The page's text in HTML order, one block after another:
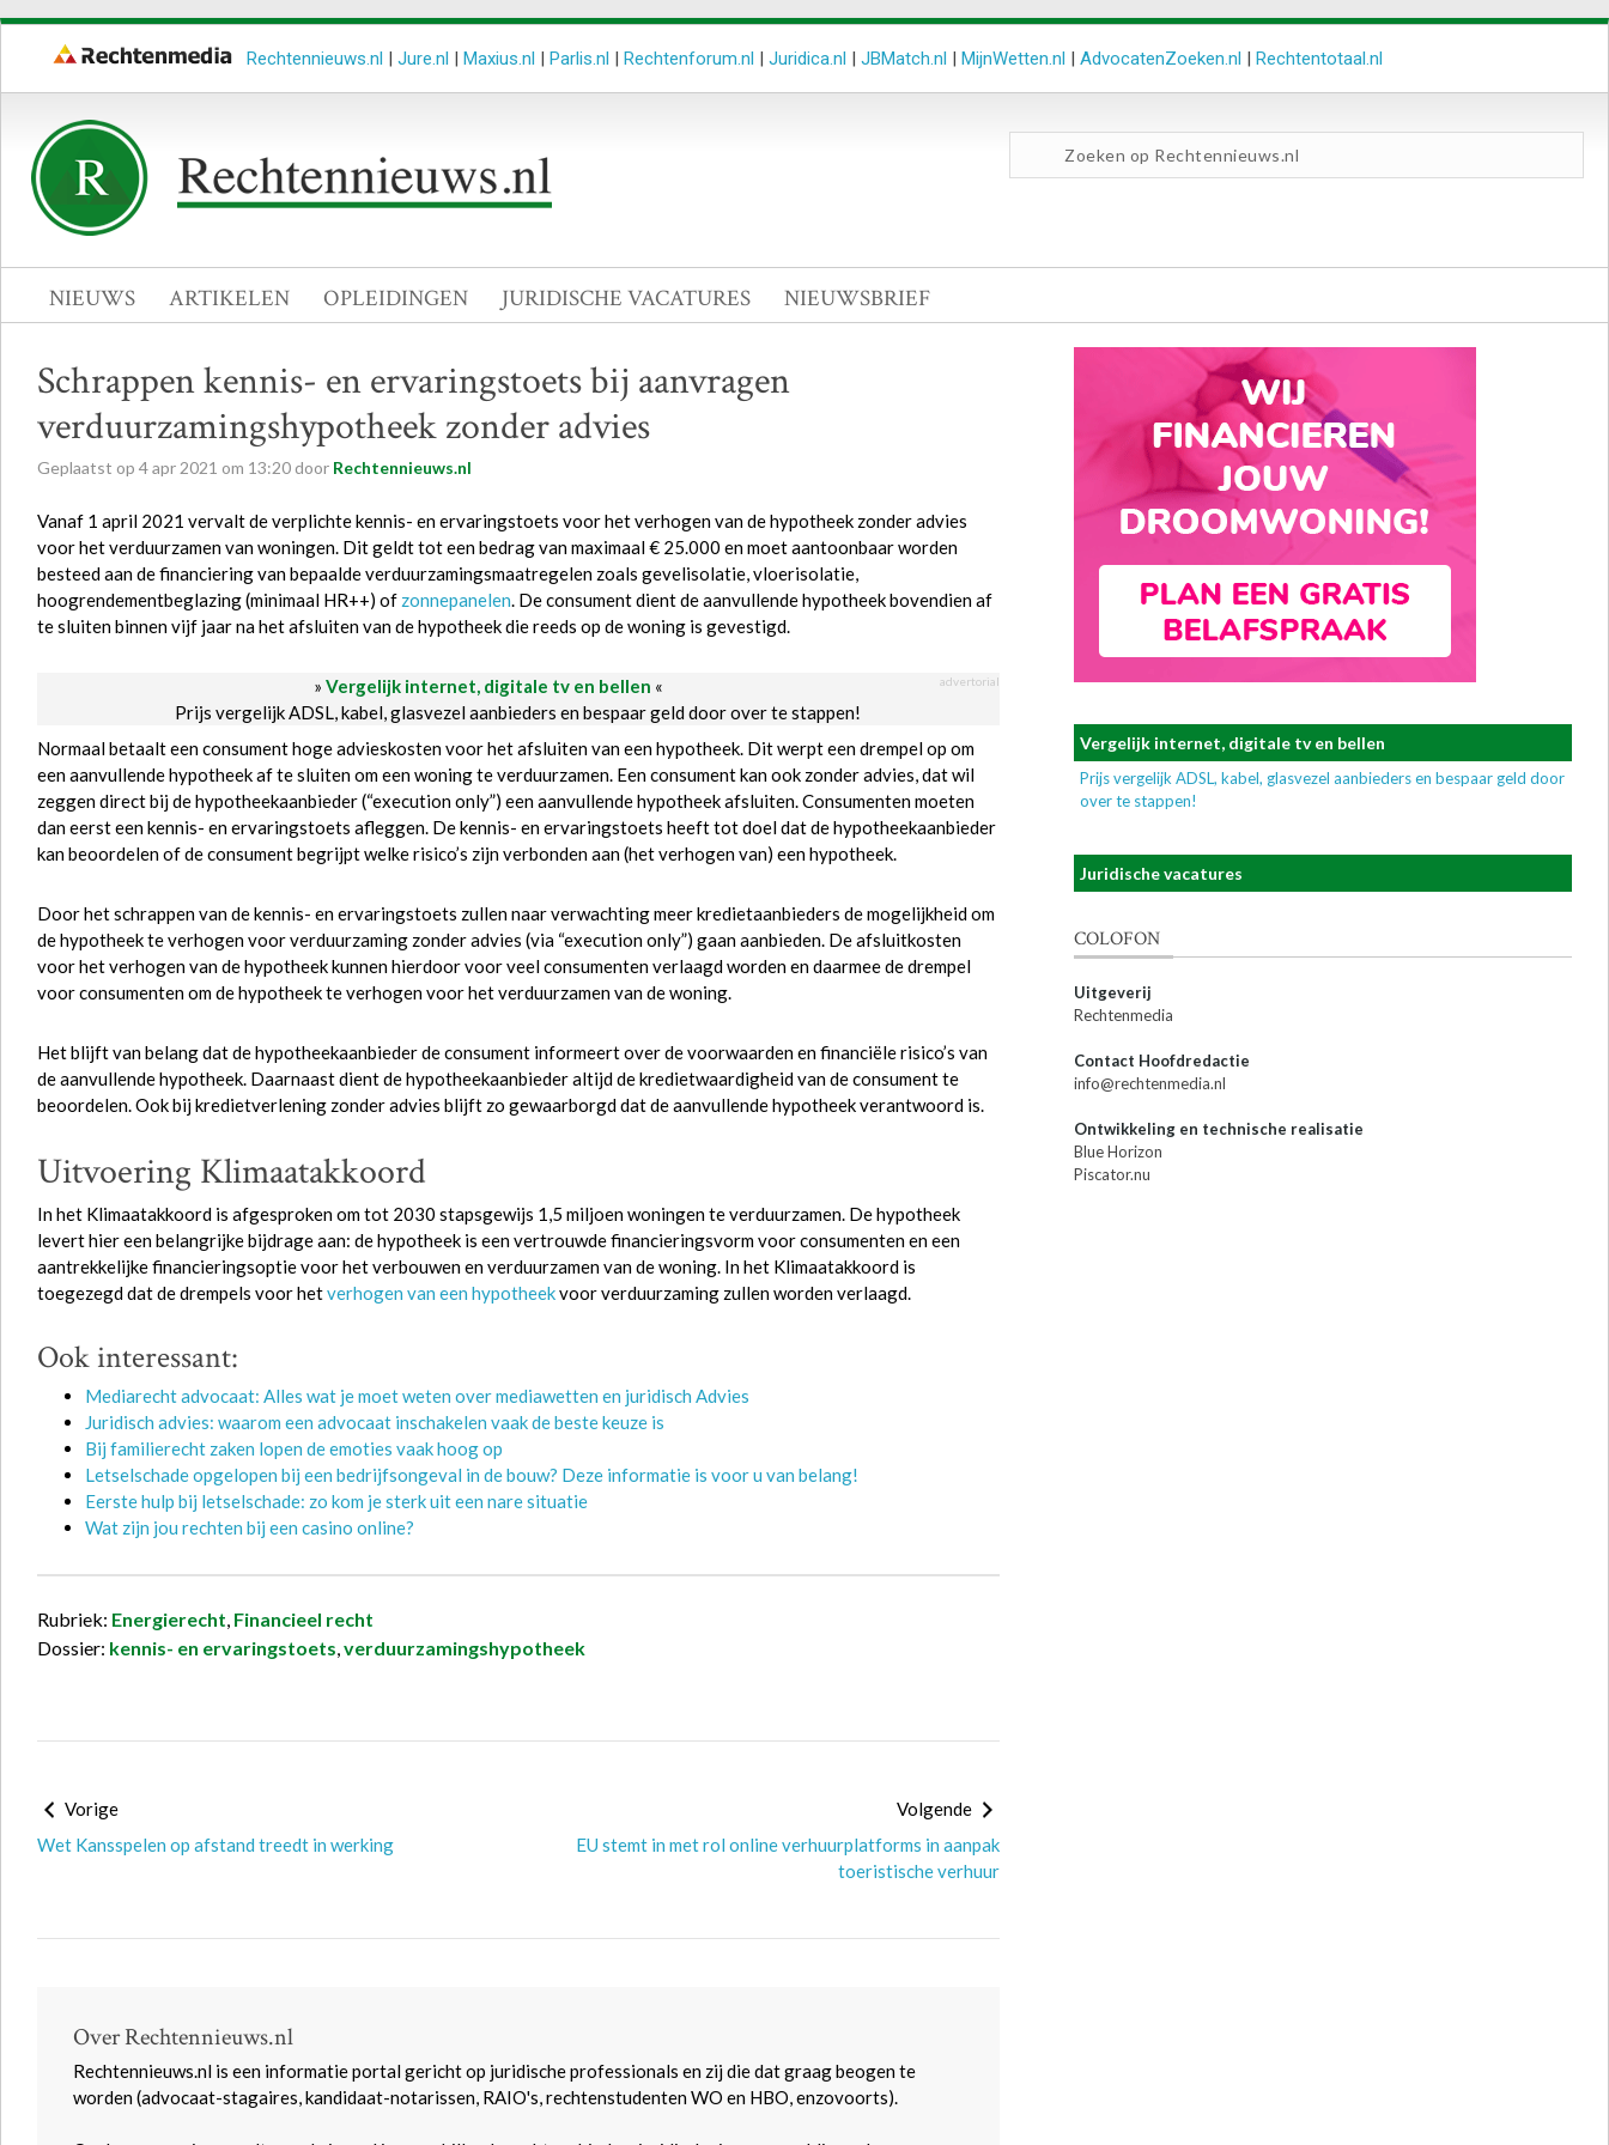
Rechtennieuws.nl | Jure.nl | Maxius.nl | Parlis.nl | Rechtenforum.nl | Juridica.nl | JBMatch.nl | MijnWetten.nl | AdvocatenZoeken.nl | Rechtentotaal.nl
NIEUWS ARTIKELEN OPLEIDINGEN JURIDISCHE VACATURES NIEUWSBRIEF
Schrappen kennis- en ervaringstoets bij aanvragen
verduurzamingshypotheek zonder advies
Geplaatst op 4apr 2021 om 13:20 door Rechtennieuws.nl
Vanaf 1 april 2021 vervalt de verplichte kennis- en ervaringstoets voor het verhogen van de hypotheek zonder advies
voor het verduurzamen van woningen. Dit geldt tot een bedrag van maximaal € 25.000 en moet aantoonbaar worden
besteed aan de financiering van bepaalde verduurzamingsmaatregelen zoals gevelisolatie, vloerisolatie,
hoogrendementbeglazing (minimaal HR++) of zonnepanelen. De consument dient de aanvullende hypotheek bovendien af
te sluiten binnen vijf jaar na het afsluiten van de hypotheek die reeds op de woning is gevestigd.
» Vergelijk internet, digitale tv en bellen « advertorial
Prijs vergelijk ADSL, kabel, glasvezel aanbieders en bespaar geld door over te stappen!
Normaal betaalt een consument hoge advieskosten voor het afsluiten van een hypotheek. Dit werpt een drempel op om
een aanvullende hypotheek af te sluiten om een woning te verduurzamen. Een consument kan ook zonder advies, dat wil
zeggen direct bij de hypotheekaanbieder (“execution only”) een aanvullende hypotheek afsluiten. Consumenten moeten
dan eerst een kennis- en ervaringstoets afleggen. De kennis- en ervaringstoets heeft tot doel dat de hypotheekaanbieder
kan beoordelen of de consument begrijpt welke risico’s zijn verbonden aan (het verhogen van) een hypotheek.
Door het schrappen van de kennis- en ervaringstoets zullen naar verwachting meer kredietaanbieders de mogelijkheid om
de hypotheek te verhogen voor verduurzaming zonder advies (via “execution only”) gaan aanbieden. De afsluitkosten
voor het verhogen van de hypotheek kunnen hierdoor voor veel consumenten verlaagd worden en daarmee de drempel
voor consumenten om de hypotheek te verhogen voor het verduurzamen van de woning.
Het blijft van belang dat de hypotheekaanbieder de consument informeert over de voorwaarden en financiële risico’s van
de aanvullende hypotheek. Daarnaast dient de hypotheekaanbieder altijd de kredietwaardigheid van de consument te
beoordelen. Ook bij kredietverlening zonder advies blijft zo gewaarborgd dat de aanvullende hypotheek verantwoord is.
Uitvoering Klimaatakkoord
In het Klimaatakkoord is afgesproken om tot 2030 stapsgewijs 1,5 miljoen woningen te verduurzamen. De hypotheek
levert hier een belangrijke bijdrage aan: de hypotheek is een vertrouwde financieringsvorm voor consumenten en een
aantrekkelijke financieringsoptie voor het verbouwen en verduurzamen van de woning. In het Klimaatakkoord is
toegezegd dat de drempels voor hetverhogen van een hypotheekvoor verduurzaming zullen worden verlaagd.
Ook interessant:
Mediarecht advocaat: Alles wat je moet weten over mediawetten en juridisch Advies
Juridisch advies: waarom een advocaat inschakelen vaak de beste keuze is
Bij familierecht zaken lopen de emoties vaak hoog op
Letselschade opgelopen bij een bedrijfsongeval in de bouw? Deze informatie is voor u van belang!
Eerste hulp bij letselschade: zo kom je sterk uit een nare situatie
Wat zijn jou rechten bij een casino online?
Rubriek: Energierecht, Financieel recht
Dossier: kennis- en ervaringstoets,verduurzamingshypotheek
Vorige
Wet Kansspelen op afstand treedt in werking
Volgende
EU stemt in met rol online verhuurplatforms in aanpak
toeristische verhuur
Over Rechtennieuws.nl
Rechtennieuws.nl is een informatie portal gericht op juridische professionals en zij die dat graag beogen te
worden (advocaat-stagaires, kandidaat-notarissen, RAIO's, rechtenstudenten WO en HBO, enzovoorts).
Vergelijk internet, digitale tv en bellen
Prijs vergelijk ADSL, kabel, glasvezel aanbieders en bespaar geld door
over te stappen!
Juridische vacatures
COLOFON
Uitgeverij
Rechtenmedia
Contact Hoofdredactie
info@rechtenmedia.nl
Ontwikkeling en technische realisatie
Blue Horizon
Piscator.nu